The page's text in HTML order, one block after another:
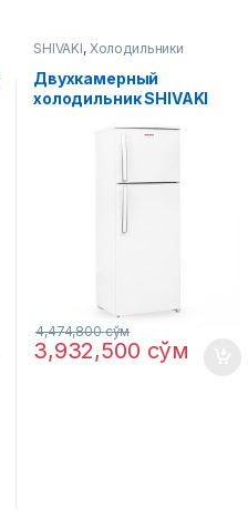
SHIVAKI, Холодильники
Двухкамерный
холодильник SHIVAKI
3,932,500 сўм
4,474,800сўм